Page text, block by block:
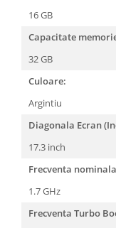
16 GB
Capacitate
32 GB
Culoare:
Argintiu
Diagonala Ecran
17.3 inch
Frecventa
1.7 GHz
Frecventa Turbo